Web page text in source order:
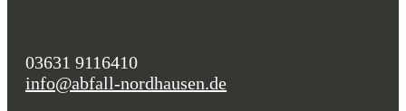
03631 9116410
info@abfall-nordhausen.de